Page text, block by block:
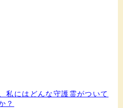
私にはどんな守護霊がついて
？